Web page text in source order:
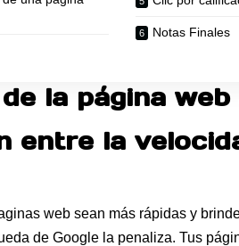
Notas Finales
la página
entre la
web sean más rápidas y
de Google la penaliza. Tus